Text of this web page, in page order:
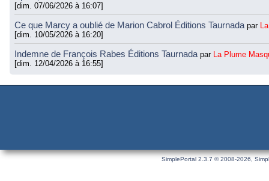
[dim. 07/06/2026 à 16:07]
Ce que Marcy a oublié de Marion Cabrol Éditions Taurnada par
[dim. 10/05/2026 à 16:20]
Indemne de François Rabes Éditions Taurnada par
La Plume
[dim. 12/04/2026 à 16:55]
SimplePortal 2.3.7 © 2008-2026,